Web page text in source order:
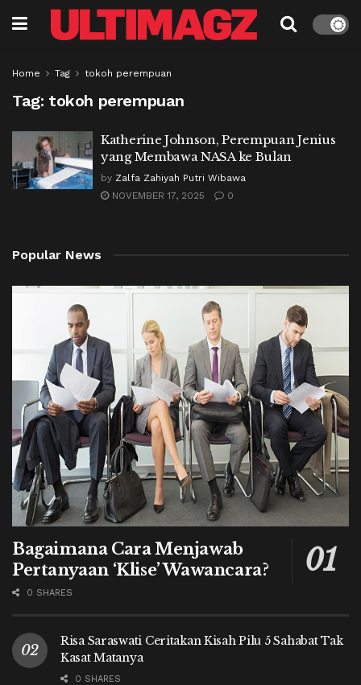
Home Tag tokoh perempuan
Tag: tokoh perempuan
Katherine Johnson, Perempuan Jenius
yang Membawa NASA ke Bulan
by Zalfa Zahiyah Putri Wibawa
NOVEMBER 17, 2025
0
Popular News
Bagaimana Cara Menjawab
Pertanyaan ‘Klise’ Wawancara?
0 SHARES
Risa Saraswati Ceritakan Kisah Pilu 5 Sahabat Tak
Kasat Matanya
0 SHARES